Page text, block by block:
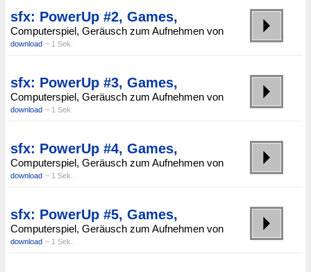
sfx: PowerUp #2, Games,
Computerspiel, Geräusch zum Aufnehmen von
download ~ 1 Sek.
sfx: PowerUp #3, Games,
Computerspiel, Geräusch zum Aufnehmen von
download ~ 1 Sek.
sfx: PowerUp #4, Games,
Computerspiel, Geräusch zum Aufnehmen von
download ~ 1 Sek.
sfx: PowerUp #5, Games,
Computerspiel, Geräusch zum Aufnehmen von
download ~ 1 Sek.